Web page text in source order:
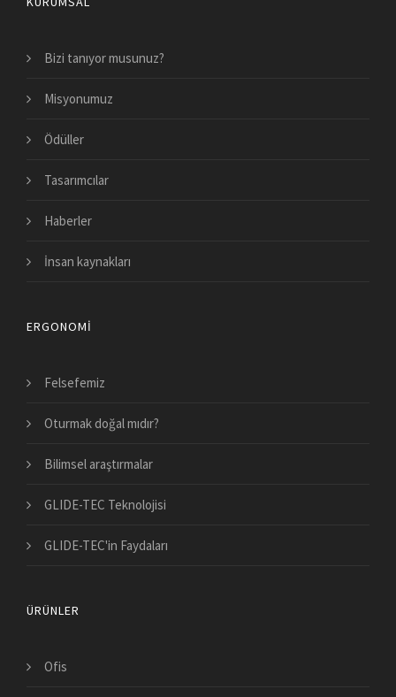
Bizi tanıyor musunuz?
Misyonumuz
Ödüller
Tasarımcılar
Haberler
İnsan kaynakları
ERGONOMI
Felsefemiz
Oturmak doğal mıdır?
Bilimsel araştırmalar
GLIDE-TEC Teknolojisi
GLIDE-TEC'in Faydaları
ÜRÜNLER
Ofis